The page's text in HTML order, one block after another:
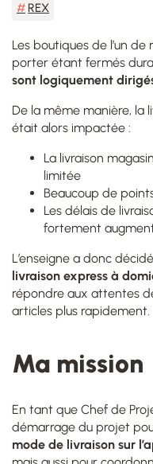
REX
Les boutiques de l’un
porter étant fermés
sont logiquement
De la même manière, la
était alors impactée :
La livraison
limitée
Beaucoup de
Les délais de
fortement
L’enseigne a donc
livraison express à
répondre aux attentes
articles plus rapidement.
Ma mission
En tant que Chef de
démarrage du projet
mode de livraison sur